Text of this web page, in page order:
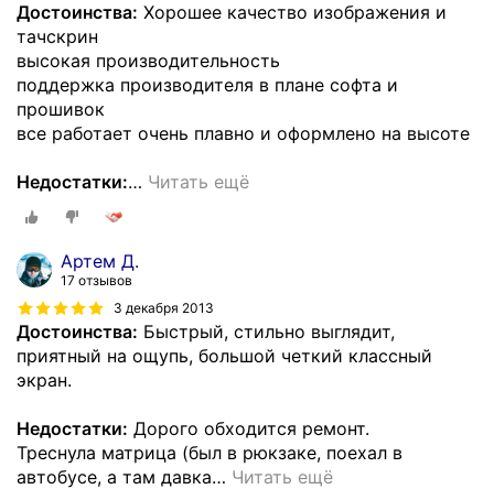
Достоинства: Хорошее качество изображения и
тачскрин
высокая производительность
поддержка производителя в плане софта и
прошивок
все работает очень плавно и оформлено на высоте
Недостатки:… Читать ещё
Артем Д.
17 отзывов
3 декабря 2013
Достоинства: Быстрый, стильно выглядит,
приятный на ощупь, большой четкий классный
экран.
Недостатки: Дорого обходится ремонт.
Треснула матрица (был в рюкзаке, поехал в
автобусе, а там давка… Читать ещё